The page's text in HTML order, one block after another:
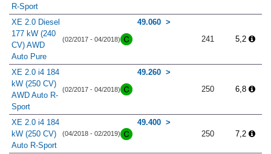
R-Sport
XE 2.0 Diesel
177 kW (240
CV) AWD
Auto Pure
(02/2017 - 04/2018)
49.060
241
5,2
XE 2.0 i4 184
kW (250 CV)
AWD Auto R-
Sport
(02/2017 - 04/2018)
49.260
250
6,8
XE 2.0 i4 184
kW (250 CV)
Auto R-Sport
(04/2018 - 02/2019)
49.400
250
7,2